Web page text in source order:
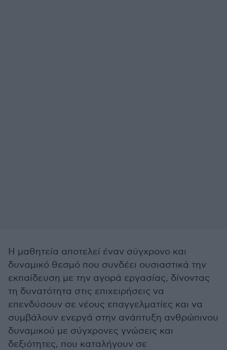
Η μαθητεία αποτελεί έναν σύγχρονο και
δυναμικό θεσμό που συνδέει ουσιαστικά την
εκπαίδευση με την αγορά εργασίας, δίνοντας
τη δυνατότητα στις επιχειρήσεις να
επενδύσουν σε νέους επαγγελματίες και να
συμβάλουν ενεργά στην ανάπτυξη ανθρώπινου
δυναμικού με σύγχρονες γνώσεις και
δεξιότητες, που καταλήγουν σε